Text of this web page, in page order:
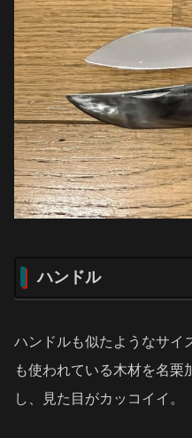
ハンドル
ハンドルも似たようなサイ
も使われている木材を名栗
し、見た目がカッコイイ。